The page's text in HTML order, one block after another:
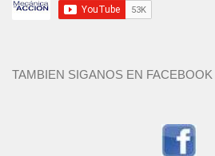
TAMBIEN SIGANOS EN FACEBOOK